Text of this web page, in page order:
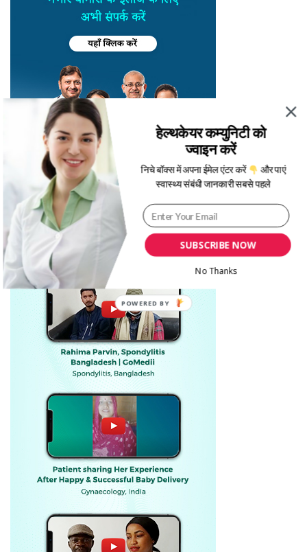
SUBSCRIBE NOW
हेल्थकेयर कम्युनिटी को
ज्वाइन करें
निचे बॉक्स में अपना ईमेल एंटर करें और पाएं
स्वास्थ्य संबंधी जानकारी सबसे पहले
No Thanks
POWERED BY